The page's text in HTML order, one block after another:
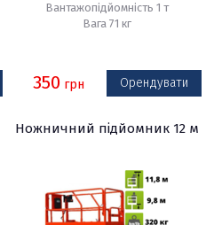
Вантажопідйомність 1 т
Вага 71 кг
350 грн Орендувати
Ножничний підйомник 12 м